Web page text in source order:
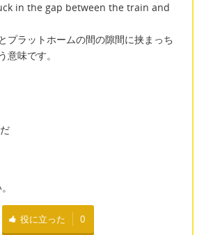
in the gap between the train and
プラットホームの間の隙間に挟まっち
意味です。
役に立った 0